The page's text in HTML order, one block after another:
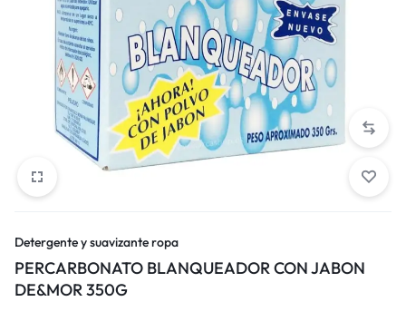
Detergente y suavizante ropa
PERCARBONATO BLANQUEADOR CON JABON
DE&MOR 350G